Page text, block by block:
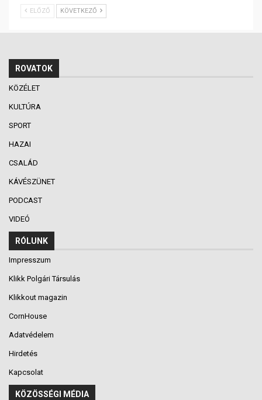
ELŐZŐ KÖVETKEZŐ
ROVATOK
KÖZÉLET
KULTÚRA
SPORT
HAZAI
CSALÁD
KÁVÉSZÜNET
PODCAST
VIDEÓ
RÓLUNK
Impresszum
Klikk Polgári Társulás
Klikkout magazin
CornHouse
Adatvédelem
Hirdetés
Kapcsolat
KÖZÖSSÉGI MÉDIA